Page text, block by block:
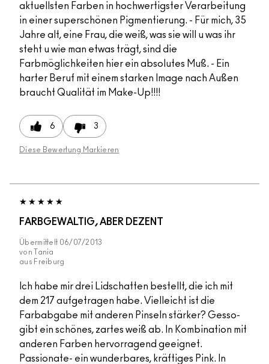
aktuellsten Farben in hochwertigster Verarbeitung
in einer superschönen Pigmentierung. - Für mich, 35
Jahre alt, eine Frau, die weiß, was sie will u was ihr
steht u wie man etwas trägt, sind die
Farbmöglichkeiten hier ein absolutes Muß. - Ein
harter Beruf mit einem starken Image nach Außen
braucht Qualität im Make-Up!!!!
6 3
Diese Bewertung Markieren
FARBGEWALTIG, ABER DEZENT
Übermittelt 06/07/2013
von
Tania
aus Freiburg
Ich habe mir drei Lidschatten bestellt, die ich mit
dem 217 aufgetragen habe. Vielleicht ist die
Farbabgabe mit anderen Pinseln stärker? Gesso-
gibt ein schönes, zartes weiß ab. In Kombination mit
anderen Farben hervorragend geeignet.
Passionate- ein wunderbares, kräftiges Pink. In